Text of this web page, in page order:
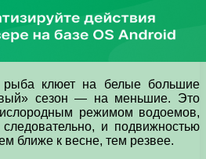
клюет на белые большие
сезон — на меньшие. Это
режимом водоемов,
и подвижностью
ближе к весне, тем резвее.